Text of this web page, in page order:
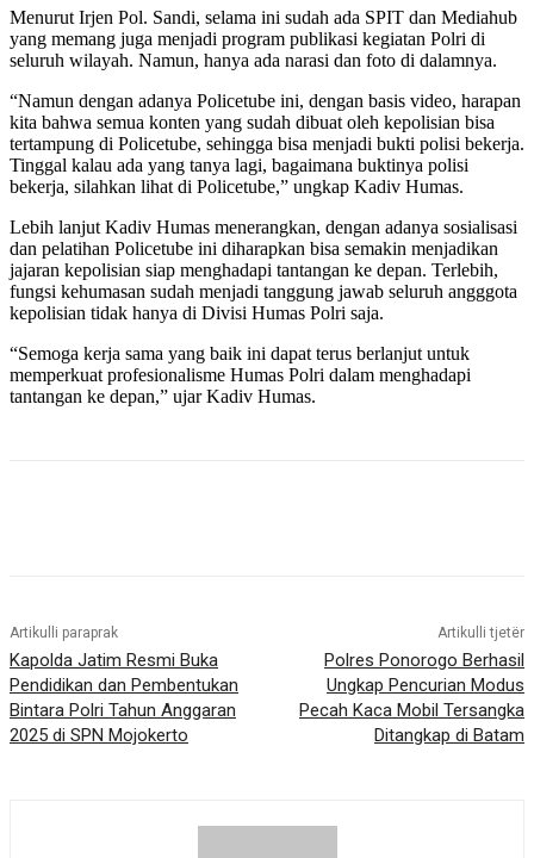
Menurut Irjen Pol. Sandi, selama ini sudah ada SPIT dan Mediahub
yang memang juga menjadi program publikasi kegiatan Polri di
seluruh wilayah. Namun, hanya ada narasi dan foto di dalamnya.
“Namun dengan adanya Policetube ini, dengan basis video, harapan
kita bahwa semua konten yang sudah dibuat oleh kepolisian bisa
tertampung di Policetube, sehingga bisa menjadi bukti polisi bekerja.
Tinggal kalau ada yang tanya lagi, bagaimana buktinya polisi
bekerja, silahkan lihat di Policetube,” ungkap Kadiv Humas.
Lebih lanjut Kadiv Humas menerangkan, dengan adanya sosialisasi
dan pelatihan Policetube ini diharapkan bisa semakin menjadikan
jajaran kepolisian siap menghadapi tantangan ke depan. Terlebih,
fungsi kehumasan sudah menjadi tanggung jawab seluruh angggota
kepolisian tidak hanya di Divisi Humas Polri saja.
“Semoga kerja sama yang baik ini dapat terus berlanjut untuk
memperkuat profesionalisme Humas Polri dalam menghadapi
tantangan ke depan,” ujar Kadiv Humas.
Artikulli paraprak
Kapolda Jatim Resmi Buka
Pendidikan dan Pembentukan
Bintara Polri Tahun Anggaran
2025 di SPN Mojokerto
Artikulli tjetër
Polres Ponorogo Berhasil
Ungkap Pencurian Modus
Pecah Kaca Mobil Tersangka
Ditangkap di Batam